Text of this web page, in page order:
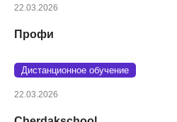
22.03.2026
Профи
Дистанционное обучение
22.03.2026